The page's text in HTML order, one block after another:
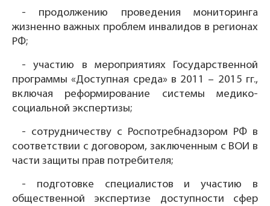
- продолжению проведения мониторинга
жизненно важных проблем инвалидов в регионах
РФ;
- участию в мероприятиях Государственной
программы «Доступная среда» в 2011 – 2015 гг.,
включая реформирование системы медико-
социальной экспертизы;
- сотрудничеству с Роспотребнадзором РФ в
соответствии с договором, заключенным с ВОИ в
части защиты прав потребителя;
- подготовке специалистов и участию в
общественной экспертизе доступности сфер